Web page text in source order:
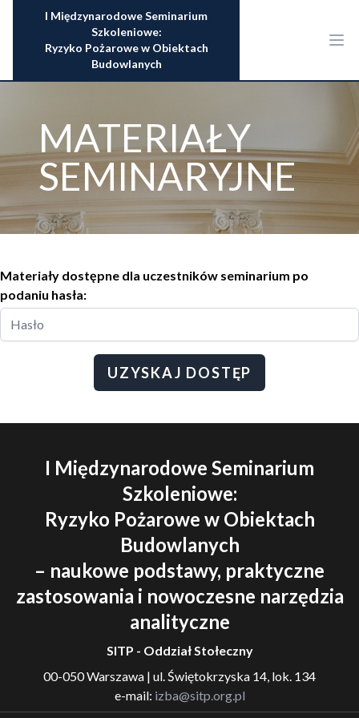
I Międzynarodowe Seminarium
Szkoleniowe:
Ryzyko Pożarowe w Obiektach
Budowlanych
MATERIAŁY
SEMINARYJNE
Materiały dostępne dla uczestników seminarium po
podaniu hasła:
UZYSKAJ DOSTĘP
I Międzynarodowe Seminarium
Szkoleniowe:
Ryzyko Pożarowe w Obiektach
Budowlanych
– naukowe podstawy, praktyczne
zastosowania i nowoczesne narzędzia
analityczne
SITP - Oddział Stołeczny
00-050 Warszawa | ul. Świętokrzyska 14, lok. 134
e-mail: izba@sitp.org.pl